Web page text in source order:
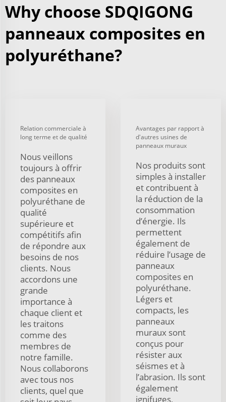
Why choose SDQIGONG
panneaux composites en
polyuréthane?
Relation commerciale à
long terme et de qualité
Nous veillons
toujours à offrir
des panneaux
composites en
polyuréthane de
qualité
supérieure et
compétitifs afin
de répondre aux
besoins de nos
clients. Nous
accordons une
grande
importance à
chaque client et
les traitons
comme des
membres de
notre famille.
Nous collaborons
avec tous nos
clients, quel que
Avantages par rapport à
d'autres usines de
panneaux muraux
Nos produits sont
simples à installer
et contribuent à
la réduction de la
consommation
d’énergie. Ils
permettent
également de
réduire l’usage de
panneaux
composites en
polyuréthane.
Légers et
compacts, les
panneaux
muraux sont
conçus pour
résister aux
séismes et à
l’abrasion. Ils sont
également
ignifuges,